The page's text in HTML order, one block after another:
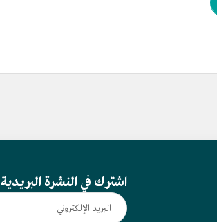
اشترك في النشرة البريدية